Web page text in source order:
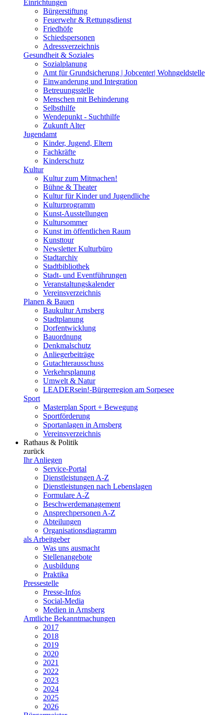
Einrichtungen
Bürgerstiftung
Feuerwehr & Rettungsdienst
Friedhöfe
Schiedspersonen
Adressverzeichnis
Gesundheit & Soziales
Sozialplanung
Amt für Grundsicherung | Jobcenter| Wohngeldstelle
Einwanderung und Integration
Betreuungsstelle
Menschen mit Behinderung
Selbsthilfe
Wendepunkt - Suchthilfe
Zukunft Alter
Jugendamt
Kinder, Jugend, Eltern
Fachkräfte
Kinderschutz
Kultur
Kultur zum Mitmachen!
Bühne & Theater
Kultur für Kinder und Jugendliche
Kulturprogramm
Kunst-Ausstellungen
Kultursommer
Kunst im öffentlichen Raum
Kunsttour
Newsletter Kulturbüro
Stadtarchiv
Stadtbibliothek
Stadt- und Eventführungen
Veranstaltungskalender
Vereinsverzeichnis
Planen & Bauen
Baukultur Arnsberg
Stadtplanung
Dorfentwicklung
Bauordnung
Denkmalschutz
Anliegerbeiträge
Gutachterausschuss
Verkehrsplanung
Umwelt & Natur
LEADERsein!-Bürgerregion am Sorpesee
Sport
Masterplan Sport + Bewegung
Sportförderung
Sportanlagen in Arnsberg
Vereinsverzeichnis
Rathaus & Politik
zurück
Ihr Anliegen
Service-Portal
Dienstleistungen A-Z
Dienstleistungen nach Lebenslagen
Formulare A-Z
Beschwerdemanagement
Ansprechpersonen A-Z
Abteilungen
Organisationsdiagramm
als Arbeitgeber
Was uns ausmacht
Stellenangebote
Ausbildung
Praktika
Pressestelle
Presse-Infos
Social-Media
Medien in Arnsberg
Amtliche Bekanntmachungen
2017
2018
2019
2020
2021
2022
2023
2024
2025
2026